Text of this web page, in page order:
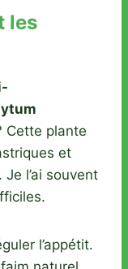
les
Cette plante
et
l’ai souvent
l’appétit.